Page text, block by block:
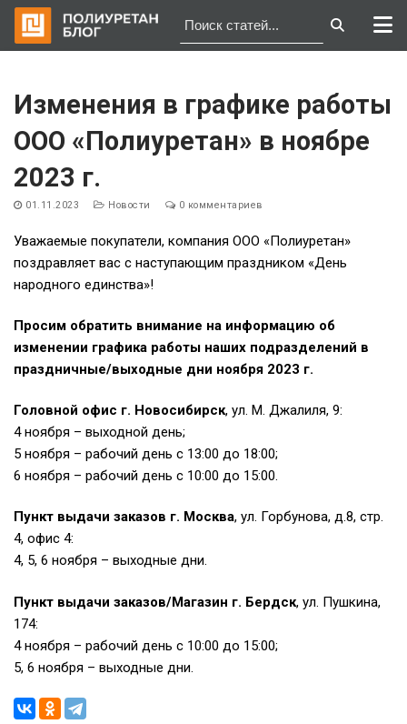
содержимому
Изменения в графике работы
ООО «Полиуретан» в ноябре
2023 г.
01.11.2023 Новости 0 комментариев
Уважаемые покупатели, компания ООО «Полиуретан»
поздравляет вас с наступающим праздником «День
народного единства»!
Просим обратить внимание на информацию об
изменении графика работы наших подразделений в
праздничные/выходные дни ноября 2023 г.
Головной офис г. Новосибирск, ул. М. Джалиля, 9:
4 ноября – выходной день;
5 ноября – рабочий день с 13:00 до 18:00;
6 ноября – рабочий день с 10:00 до 15:00.
Пункт выдачи заказов г. Москва, ул. Горбунова, д.8, стр.
4, офис 4:
4, 5, 6 ноября – выходные дни.
Пункт выдачи заказов/Магазин г. Бердск, ул. Пушкина,
174:
4 ноября – рабочий день с 10:00 до 15:00;
5, 6 ноября – выходные дни.